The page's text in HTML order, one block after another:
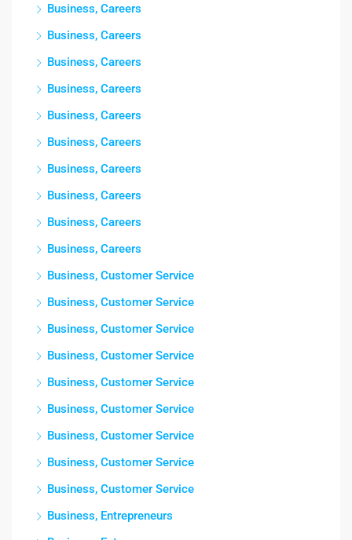
Business, Careers
Business, Careers
Business, Careers
Business, Careers
Business, Careers
Business, Careers
Business, Careers
Business, Careers
Business, Careers
Business, Careers
Business, Customer Service
Business, Customer Service
Business, Customer Service
Business, Customer Service
Business, Customer Service
Business, Customer Service
Business, Customer Service
Business, Customer Service
Business, Customer Service
Business, Entrepreneurs